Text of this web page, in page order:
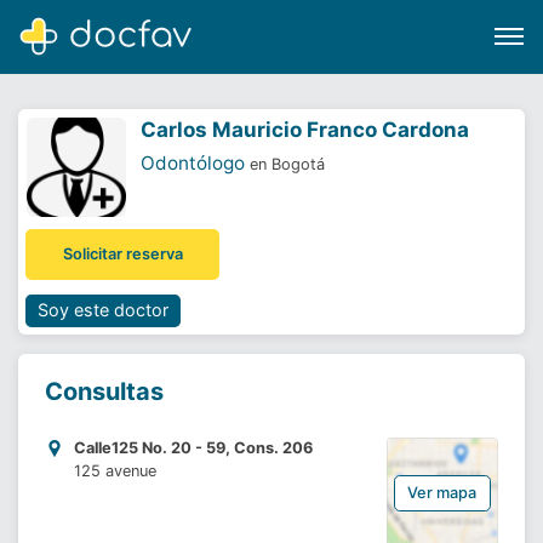
Software para clínicas
¿Eres un doctor?
Carlos Mauricio Franco Cardona
Odontólogo en Bogotá
Solicitar reserva
Soy este doctor
Consultas
Calle125 No. 20 - 59, Cons. 206
125 avenue
Ver mapa